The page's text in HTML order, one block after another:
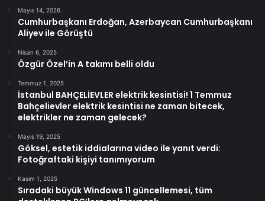
Mayıs 14, 2026
Cumhurbaşkanı Erdoğan, Azerbaycan Cumhurbaşkanı
Aliyev ile Görüştü
Nisan 6, 2025
Özgür Özel’in A takımı belli oldu
Temmuz 1, 2025
İstanbul BAHÇELİEVLER elektrik kesintisi! 1 Temmuz
Bahçelievler elektrik kesintisi ne zaman bitecek,
elektrikler ne zaman gelecek?
Mayıs 19, 2025
Göksel, estetik iddialarına video ile yanıt verdi:
Fotoğraftaki kişiyi tanımıyorum
Kasım 1, 2025
Sıradaki büyük Windows 11 güncellemesi, tüm